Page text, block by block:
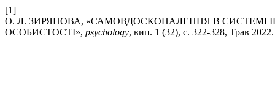
[1]
О. Л. ЗИРЯНОВА, «САМОВДОСКОНАЛЕННЯ В СИСТЕМІ
ОСОБИСТОСТІ», psychology, вип. 1 (32), с. 322-328, Трав 2022.